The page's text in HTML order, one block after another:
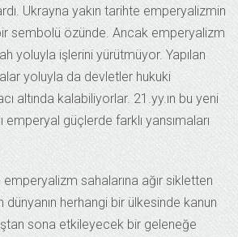
Ukrayna yakın tarihte emperyalizmin
bir sembolü özünde. Ancak emperyalizm
yoluyla işlerini yürütmüyor. Yapılan
yoluyla da devletler hukuki
altında kalabiliyorlar. 21.yy.ın bu yeni
emperyal güçlerde farklı yansımaları
sahalarına ağır sikletten
dünyanın herhangi bir ülkesinde kanun
sona etkileyecek bir geleneğe